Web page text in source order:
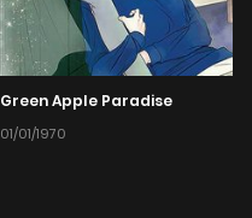
Green Apple Paradise
01/01/1970